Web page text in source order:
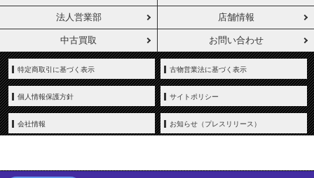
法人営業部 店舗情報
中古買取 お問い合わせ
特定商取引に基づく表示 古物営業法に基づく表示
個人情報保護方針 サイトポリシー
会社情報 お知らせ（プレスリリース）